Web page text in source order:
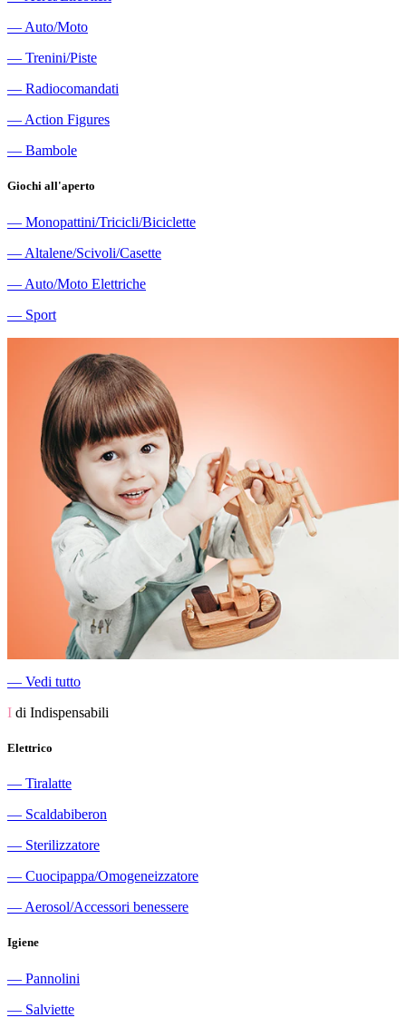
― Auto/Moto
― Trenini/Piste
― Radiocomandati
― Action Figures
― Bambole
Giochi all'aperto
― Monopattini/Tricicli/Biciclette
― Altalene/Scivoli/Casette
― Auto/Moto Elettriche
― Sport
― Vedi tutto
I di Indispensabili
Elettrico
― Tiralatte
― Scaldabiberon
― Sterilizzatore
― Cuocipappa/Omogeneizzatore
― Aerosol/Accessori benessere
Igiene
― Pannolini
― Salviette